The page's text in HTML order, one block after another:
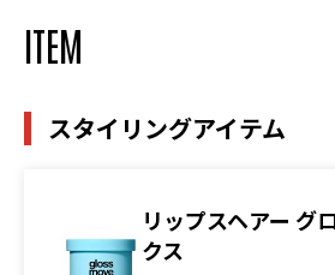
ITEM
スタイリングアイテム
リップスヘアー グ
クス